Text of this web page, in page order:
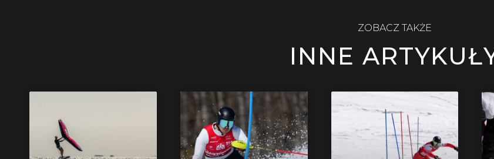
ZOBACZ TAKŻE
INNE